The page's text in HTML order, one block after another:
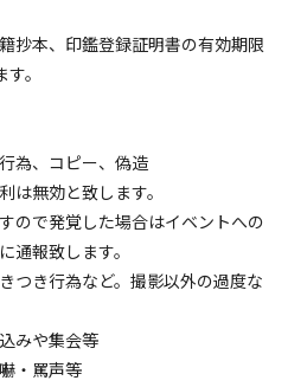
抄本、印鑑登録証明書の有効期限
。
為、コピー、偽造
無効と致します。
ので発覚した場合はイベントへの
通報致します。
つき行為など。撮影以外の過度な
みや集会等
・罵声等